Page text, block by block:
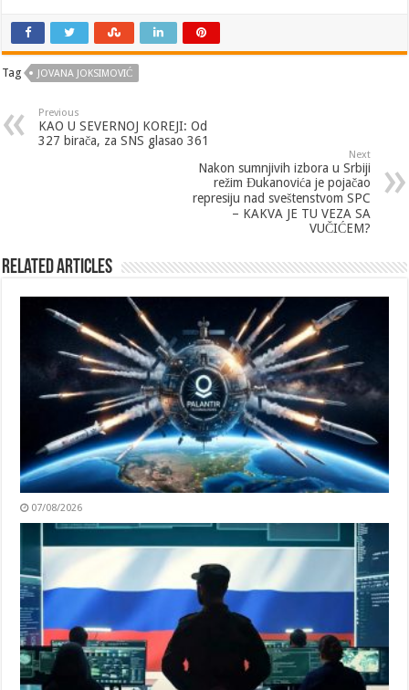
Tag JOVANA JOKSIMOVIĆ
Previous
KAO U SEVERNOJ KOREJI: Od
327 birača, za SNS glasao 361
Next
Nakon sumnjivih izbora u Srbiji
režim Đukanovića je pojačao
represiju nad sveštenstvom SPC
– KAKVA JE TU VEZA SA
VUČIĆEM?
Related Articles
07/08/2026